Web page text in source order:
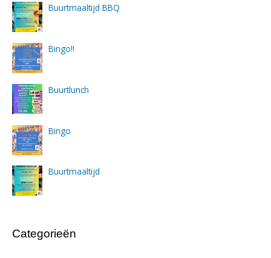
Buurtmaaltijd BBQ
Bingo!!
Buurtlunch
Bingo
Buurtmaaltijd
Categorieën